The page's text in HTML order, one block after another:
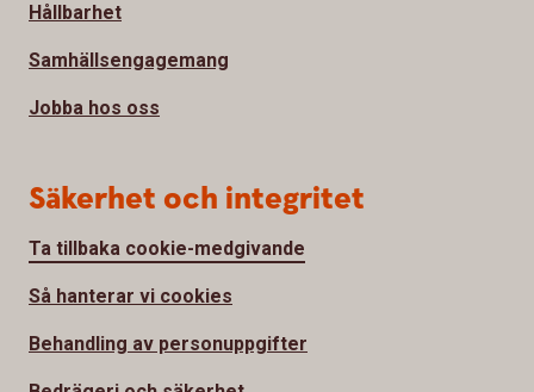
Hållbarhet
Samhällsengagemang
Jobba hos oss
Säkerhet och integritet
Ta tillbaka cookie-medgivande
Så hanterar vi cookies
Behandling av personuppgifter